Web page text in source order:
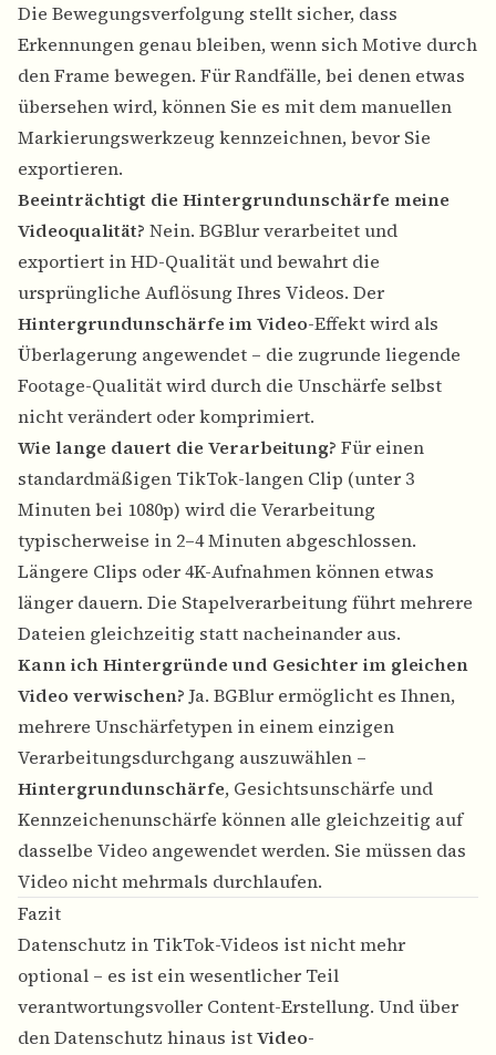
Die Bewegungsverfolgung stellt sicher, dass
Erkennungen genau bleiben, wenn sich Motive durch
den Frame bewegen. Für Randfälle, bei denen etwas
übersehen wird, können Sie es mit dem manuellen
Markierungswerkzeug kennzeichnen, bevor Sie
exportieren.
Beeinträchtigt die Hintergrundunschärfe meine
Videoqualität? Nein. BGBlur verarbeitet und
exportiert in HD-Qualität und bewahrt die
ursprüngliche Auflösung Ihres Videos. Der
Hintergrundunschärfe im Video-Effekt wird als
Überlagerung angewendet – die zugrunde liegende
Footage-Qualität wird durch die Unschärfe selbst
nicht verändert oder komprimiert.
Wie lange dauert die Verarbeitung? Für einen
standardmäßigen TikTok-langen Clip (unter 3
Minuten bei 1080p) wird die Verarbeitung
typischerweise in 2–4 Minuten abgeschlossen.
Längere Clips oder 4K-Aufnahmen können etwas
länger dauern. Die Stapelverarbeitung führt mehrere
Dateien gleichzeitig statt nacheinander aus.
Kann ich Hintergründe und Gesichter im gleichen
Video verwischen? Ja. BGBlur ermöglicht es Ihnen,
mehrere Unschärfetypen in einem einzigen
Verarbeitungsdurchgang auszuwählen –
Hintergrundunschärfe, Gesichtsunschärfe und
Kennzeichenunschärfe können alle gleichzeitig auf
dasselbe Video angewendet werden. Sie müssen das
Video nicht mehrmals durchlaufen.
Fazit
Datenschutz in TikTok-Videos ist nicht mehr
optional – es ist ein wesentlicher Teil
verantwortungsvoller Content-Erstellung. Und über
den Datenschutz hinaus istVideo-